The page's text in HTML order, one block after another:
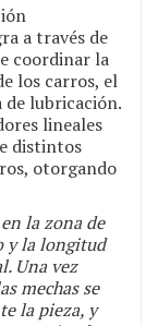
a través de
coordinar la
los carros, el
de lubricación.
lineales
distintos
otorgando
la zona de
y la longitud
Una vez
mechas se
la pieza, y